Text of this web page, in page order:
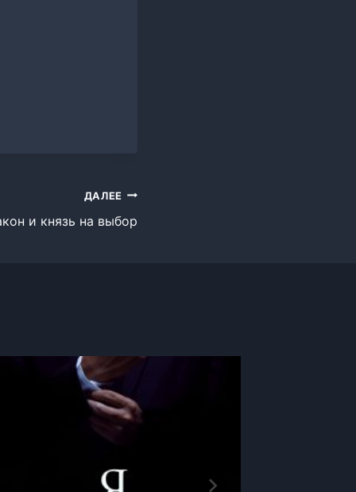
ДАЛЕЕ
и князь на выбор